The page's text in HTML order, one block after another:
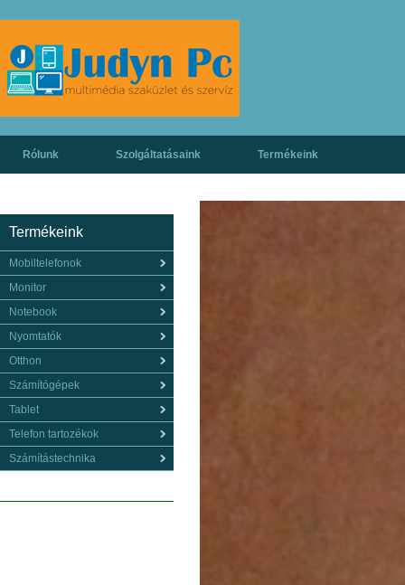
Rólunk Szolgáltatásaink Termékeink
Termékeink
Mobiltelefonok
Monitor
Notebook
Nyomtatók
Otthon
Számítógépek
Tablet
Telefon tartozékok
Számítástechnika